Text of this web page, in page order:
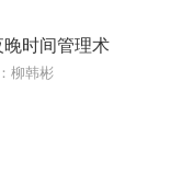
时间管理术
柳韩彬